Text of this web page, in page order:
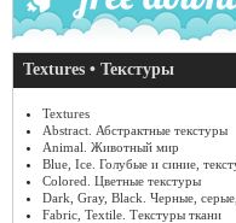
Textures • Текстуры
Textures
Abstract. Абстрактные текстуры
Animal. Животный мир
Blue, Ice. Голубые и синие,
Colored. Цветные текстуры
Dark, Gray, Black. Черные,
Fabric, Textile. Текстуры ткани